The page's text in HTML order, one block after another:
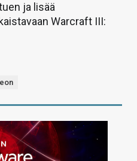
ja lisää
Warcraft III: